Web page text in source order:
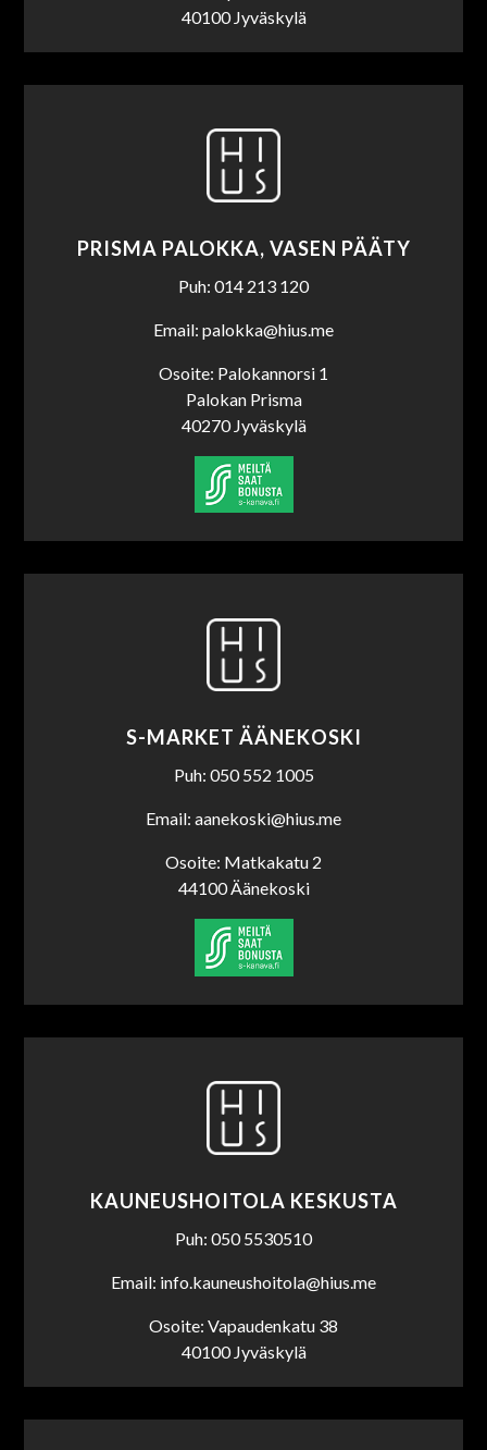
40100 Jyväskylä
PRISMA PALOKKA, VASEN PÄÄTY
Puh: 014 213 120
Email: palokka@hius.me
Osoite: Palokannorsi 1
Palokan Prisma
40270 Jyväskylä
S-MARKET ÄÄNEKOSKI
Puh: 050 552 1005
Email: aanekoski@hius.me
Osoite: Matkakatu 2
44100 Äänekoski
KAUNEUSHOITOLA KESKUSTA
Puh: 050 5530510
Email: info.kauneushoitola@hius.me
Osoite: Vapaudenkatu 38
40100 Jyväskylä